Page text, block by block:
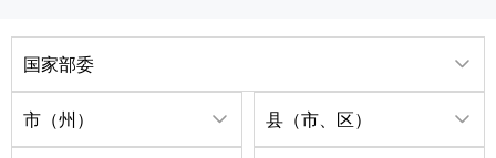
国家部委
市（州） 县（市、区）